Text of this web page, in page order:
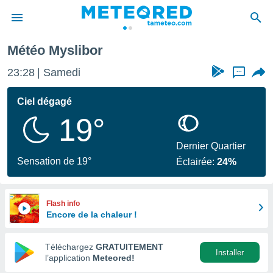
de
en
Météo Myslibor
23:28 Samedi ...
Ciel dégagé
19°
Sensation de 19°
Dernier Quartier
Éclairée:24%
Flash info
Encore de la chaleur !
Téléchargez GRATUITEMENT
l’application Meteored!
Installer